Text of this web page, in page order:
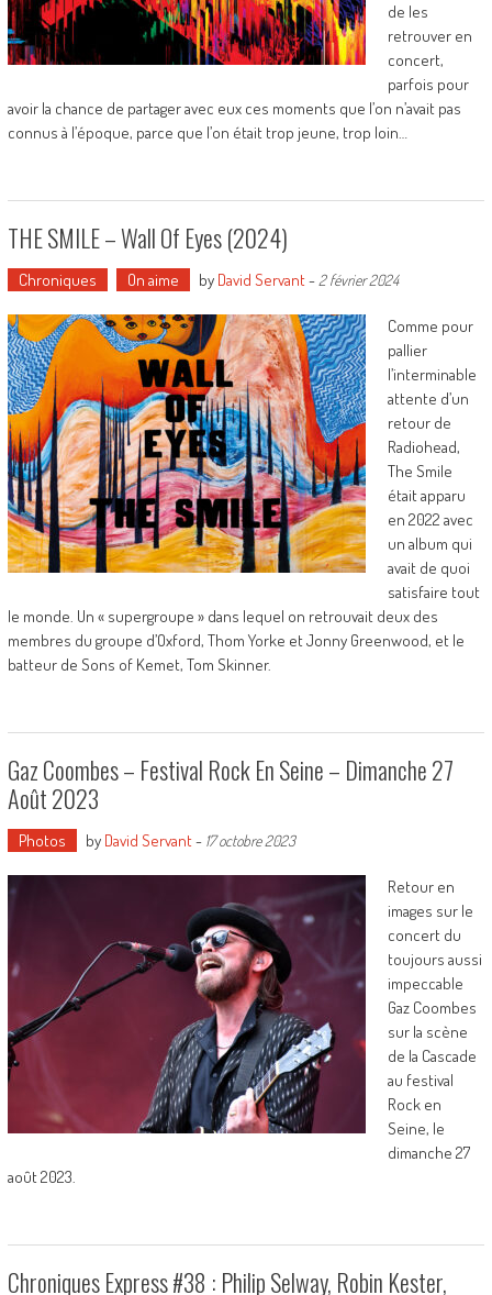
de les
retrouver en
concert,
parfois pour
avoir la chance de partager avec eux ces moments que l’on n’avait pas
connus à l’époque, parce que l’on était trop jeune, trop loin…
THE SMILE – Wall Of Eyes (2024)
Chroniques On aime by David Servant- 2 février 2024
Comme pour
pallier
l’interminable
attente d’un
retour de
Radiohead,
The Smile
était apparu
en 2022 avec
un album qui
avait de quoi
satisfaire tout
le monde. Un « supergroupe » dans lequel on retrouvait deux des
membres du groupe d’Oxford, Thom Yorke et Jonny Greenwood, et le
batteur de Sons of Kemet, Tom Skinner.
Gaz Coombes – Festival Rock En Seine – Dimanche 27
Août 2023
Photos by David Servant- 17 octobre 2023
Retour en
images sur le
concert du
toujours aussi
impeccable
Gaz Coombes
sur la scène
de la Cascade
au festival
Rock en
Seine, le
dimanche 27
août 2023.
Chroniques Express #38 : Philip Selway, Robin Kester,